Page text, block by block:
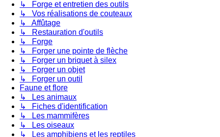
↳ Forge et entretien des outils
↳ Vos réalisations de couteaux
↳ Affûtage
↳ Restauration d'outils
↳ Forge
↳ Forger une pointe de flèche
↳ Forger un briquet à silex
↳ Forger un objet
↳ Forger un outil
Faune et flore
↳ Les animaux
↳ Fiches d'identification
↳ Les mammifères
↳ Les oiseaux
↳ Les amphibiens et les reptiles